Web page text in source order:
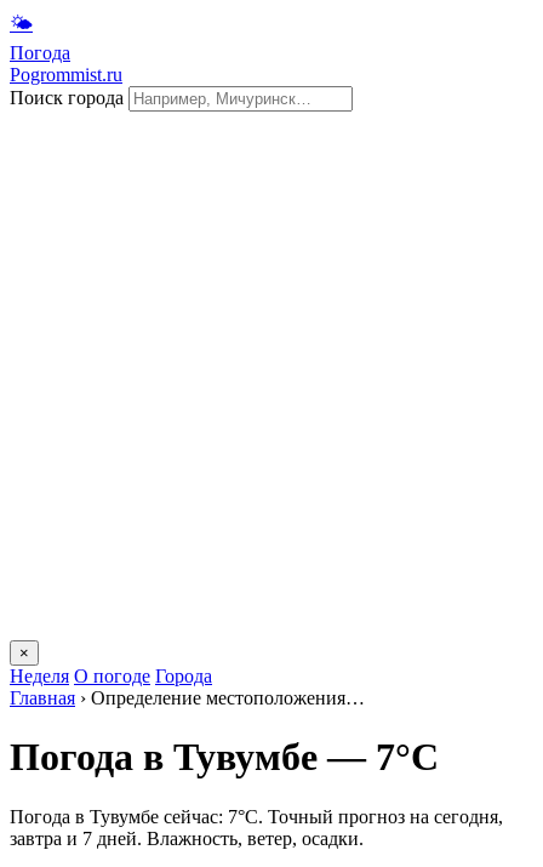
🌤
Погода
Pogrommist.ru
Поиск города
×
Неделя О погоде Города
Главная › Определение местоположения…
Погода в Тувумбе — 7°C
Погода в Тувумбе сейчас: 7°C. Точный прогноз на сегодня,
завтра и 7 дней. Влажность, ветер, осадки.